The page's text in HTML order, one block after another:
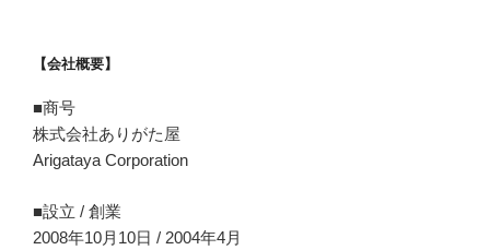
【会社概要】
■商号
株式会社ありがた屋
Arigataya Corporation
■設立 / 創業
2008年10月10日 / 2004年4月